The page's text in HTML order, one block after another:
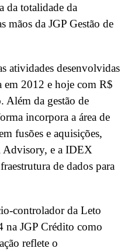
da totalidade da
mãos da JGP Gestão de
atividades desenvolvidas
em 2012 e hoje com R$
Além da gestão de
incorpora a área de
fusões e aquisições,
Advisory, e a IDEX
de dados para
controlador da Leto
na JGP Crédito como
reflete o